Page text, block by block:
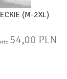
(M-2XL)
54,00 PLN